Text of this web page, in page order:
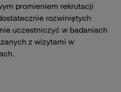
promieniem rekrutacji
rozwiniętych
uczestniczyć w badaniach
z wizytami w